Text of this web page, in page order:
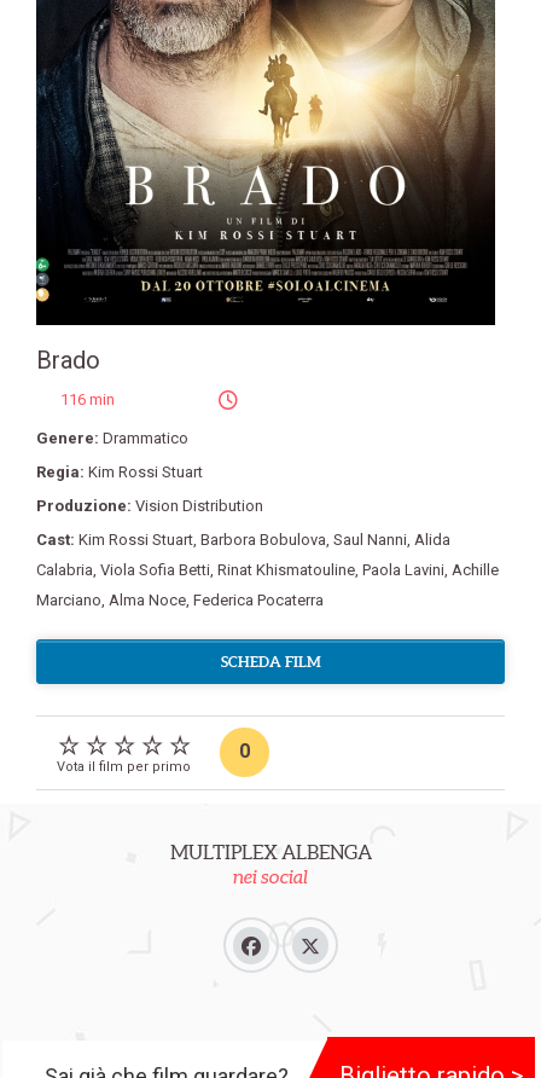
Brado
116 min
Genere: Drammatico
Regia: Kim Rossi Stuart
Produzione: Vision Distribution
Cast: Kim Rossi Stuart Barbora Bobulova Saul Nanni Alida
Calabria Viola Sofia Betti Rinat Khismatouline Paola Lavini Achille
Marciano Alma Noce Federica Pocaterra
SCHEDA FILM
Vota il film per primo
0
MULTIPLEX ALBENGA
nei social